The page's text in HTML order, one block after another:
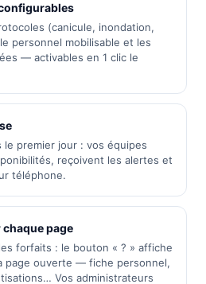
(canicule, inondation,
personnel mobilisable et les
— activables en 1 clic le
le premier jour : vos équipes
reçoivent les alertes et
téléphone.
page
forfaits : le bouton « ? » affiche
page ouverte — fiche personnel,
Vos administrateurs